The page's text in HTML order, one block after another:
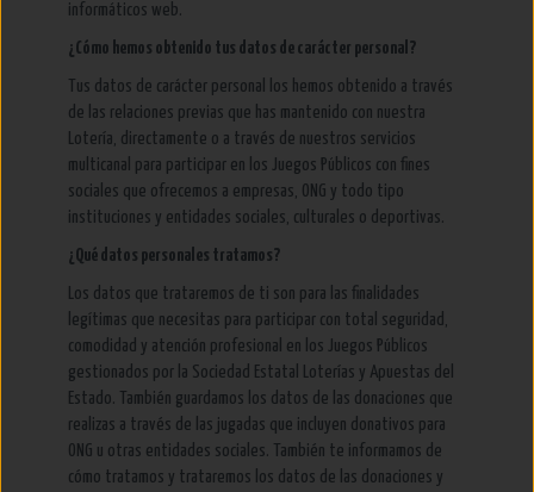
informáticos web.
¿Cómo hemos obtenido tus datos de carácter personal?
Tus datos de carácter personal los hemos obtenido a través
de las relaciones previas que has mantenido con nuestra
Lotería, directamente o a través de nuestros servicios
multicanal para participar en los Juegos Públicos con fines
sociales que ofrecemos a empresas, ONG y todo tipo
instituciones y entidades sociales, culturales o deportivas.
¿Qué datos personales tratamos?
Los datos que trataremos de ti son para las finalidades
legítimas que necesitas para participar con total seguridad,
comodidad y atención profesional en los Juegos Públicos
gestionados por la Sociedad Estatal Loterías y Apuestas del
Estado. También guardamos los datos de las donaciones que
realizas a través de las jugadas que incluyen donativos para
ONG u otras entidades sociales. También te informamos de
cómo tratamos y trataremos los datos de las donaciones y